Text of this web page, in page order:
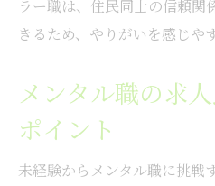
ラー職は、住民同士の信頼関
きるため、やりがいを感じや
メンタル職の求
ポイント
未経験からメンタル職に挑戦